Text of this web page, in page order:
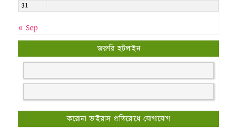
31
« Sep
জরুরি হটলাইন
করোনা ভাইরাস প্রতিরোধে যোগাযোগ